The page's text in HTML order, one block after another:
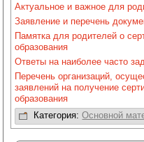
Актуальное и важное для
Заявление и перечень
Памятка для родителей о
образования
Ответы на наиболее часто
Перечень организаций,
заявлений на получение
образования
Категория:Основной